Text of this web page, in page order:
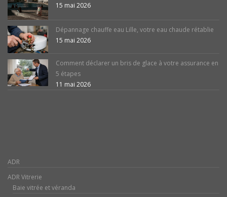
15 mai 2026
Dépannage chauffe eau Lille, votre eau chaude rétablie
15 mai 2026
Comment déclarer un bris de glace à votre assurance en
5 étapes
11 mai 2026
ADR
ADR Vitrerie
Baie vitrée et véranda